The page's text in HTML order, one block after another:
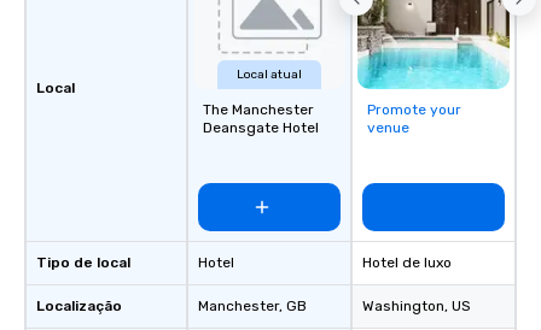
Local
Tipo de local
Localização
Local atual
The Manchester
Deansgate Hotel
Hotel
Manchester, GB
Promote your
venue
Hotel de luxo
Washington, US